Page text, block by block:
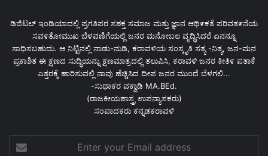
ಡಿಜಿಟಲ್ ಇಂಡಿಯಾದಲ್ಲಿ ಪ್ರಗತಿಪರ ಸಶಕ್ತ ಸಮಾಜ ಮತ್ತು ಜ್ಞಾನ ಆಥಿ೯ಕತೆ ಪರಿವತ೯ನೆಯ
ಸವ೯ತೋಮುಖ ಬೆಳವಣಿಗೆಯಲ್ಲಿ ಜನರ ಮನೋಬಲ ವೃದ್ಧಿಸಿದರೆ ಏನನ್ನೂ
ಸಾಧಿಸಬಹುದು. ಆ ನಿಟ್ಟಿನಲ್ಲಿ ನಾಡು-ನುಡಿ, ಕರಾವಳಿಯ ಸಂಸ್ಕೃತಿ ಸತ್ಯ -ನಿತ್ಯ, ಜನ-ಮನ
ಪ್ರಕಾಶಿತ ಈ ಕ್ಷಣದ ಸುದ್ಧಿಯನ್ನು ಕ್ಷಣಮಾತ್ರದಲ್ಲಿ ತಲುಪಿಸಿ, ಕರಾವಳಿ ಜನರ ಕೀತಿ೯ ಪತಾಕೆ
ಎತ್ತರಕ್ಕೆ ಹಾರಿಸುವಲ್ಲಿ ನಾವು ಹೆಚ್ಚಿಸಿದ ದೀಪ ಜನರ ಮುಂದೆ ಬೆಳಗಲಿ...
-ಸುಧಾಕರ ವಕ್ವಾಡಿ MA.BEd.
(ರಾಜಕೀಯಶಾಸ್ತ್ರ ಉಪನ್ಯಾಸಕರು)
ಸಂಪಾದಕರು ಕನ್ನಡಕರಾವಳಿ
your